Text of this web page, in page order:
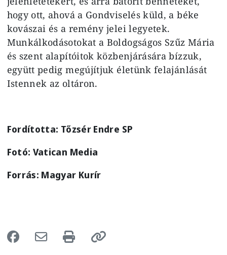
hogy ott, ahová a Gondviselés küld, a béke
kovászai és a remény jelei legyetek.
Munkálkodásotokat a Boldogságos Szűz Mária
és szent alapítóitok közbenjárására bízzuk,
együtt pedig megújítjuk életünk felajánlását
Istennek az oltáron.
Fordította: Tőzsér Endre SP
Fotó: Vatican Media
Forrás: Magyar Kurír